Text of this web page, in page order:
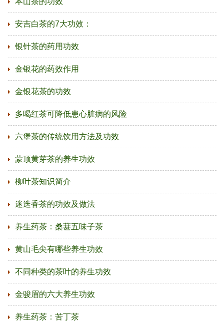
安吉白茶的7大功效：
银针茶的药用功效
金银花的药效作用
金银花茶的功效
多喝红茶可降低患心脏病的风险
六堡茶的传统饮用方法及功效
蒙顶黄芽茶的养生功效
柳叶茶知识简介
迷迭香茶的功效及做法
养生药茶：桑葚五味子茶
黄山毛尖有哪些养生功效
不同种类的茶叶的养生功效
金骏眉的六大养生功效
养生药茶：苦丁茶